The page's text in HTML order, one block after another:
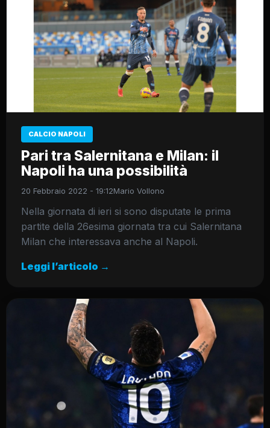
CALCIO NAPOLI
Pari tra Salernitana e Milan: il
Napoli ha una possibilità
20 Febbraio 2022 - 19:12Mario Vollono
Nella giornata di ieri si sono disputate le prima
partite della 26esima giornata tra cui Salernitana
Milan che interessava anche al Napoli.
Leggi l’articolo →